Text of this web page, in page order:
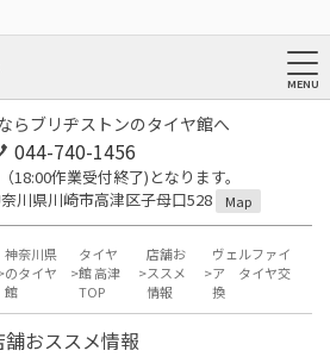
らブリヂストンのタイヤ館へ
044-740-1456
18:00作業受付終了)となります。
川県川崎市高津区子母口528
Map
神奈川県
のタイヤ
館
タイヤ
館 高津
TOP
店舗お
ススメ
情報
ヴェルファイ
ア タイヤ交
換
舗おススメ情報